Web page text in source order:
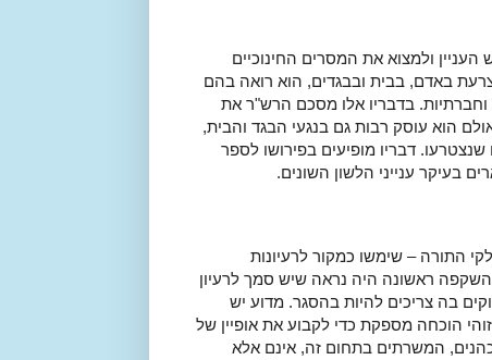
ולמצוא את המסרים החינוכיים
צרעת באדם, בבית ובבגדים, הוא רואה בהם
בדבריו אלו מסכם הרש"ר את
הוא עוסק רבות גם בנגעי הבגד והבית,
דבריו מופיעים בפירושו לספר
בעיקר ענייני הלשון השונים.
התורה – שימשו כמקור לרעיונות
ראשונה היה נראה שיש סמך לרעיון
בה צריכים להיות בהסגר. מדוע יש
הוכחה מספקת כדי לקבוע את אופיין של
המשרתים בתחום זה, אינם אלא